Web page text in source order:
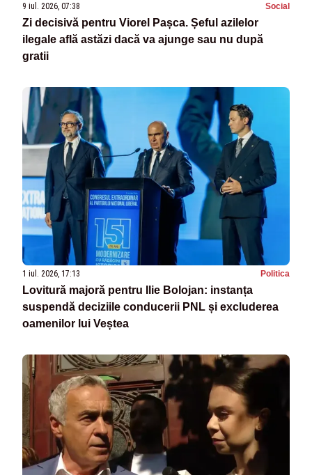
9 iul. 2026, 07:38 Social
Zi decisivă pentru Viorel Pașca. Șeful azilelor
ilegale află astăzi dacă va ajunge sau nu după
gratii
1 iul. 2026, 17:13 Politica
Lovitură majoră pentru Ilie Bolojan: instanța
suspendă deciziile conducerii PNL și excluderea
oamenilor lui Veștea